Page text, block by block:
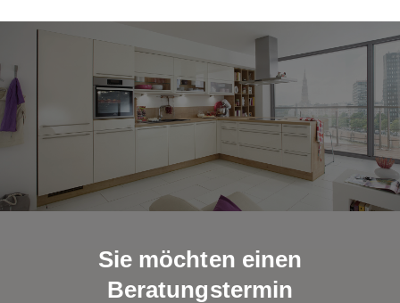
Sie möchten einen
Beratungstermin